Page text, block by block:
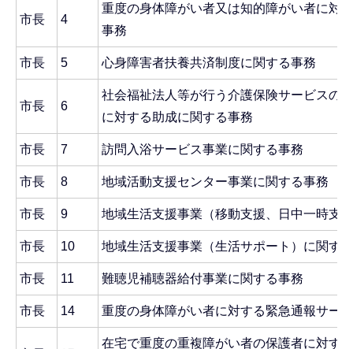
市長 4
重度の身体障がい者又は知的障がい者に対
事務
市長 5 心身障害者扶養共済制度に関する事務
市長 6
社会福祉法人等が行う介護保険サービスの
に対する助成に関する事務
市長 7 訪問入浴サービス事業に関する事務
市長 8 地域活動支援センター事業に関する事務
市長 9 地域生活支援事業（移動支援、日中一時支
市長 10 地域生活支援事業（生活サポート）に関す
市長 11 難聴児補聴器給付事業に関する事務
市長 14 重度の身体障がい者に対する緊急通報サー
在宅で重度の重複障がい者の保護者に対す